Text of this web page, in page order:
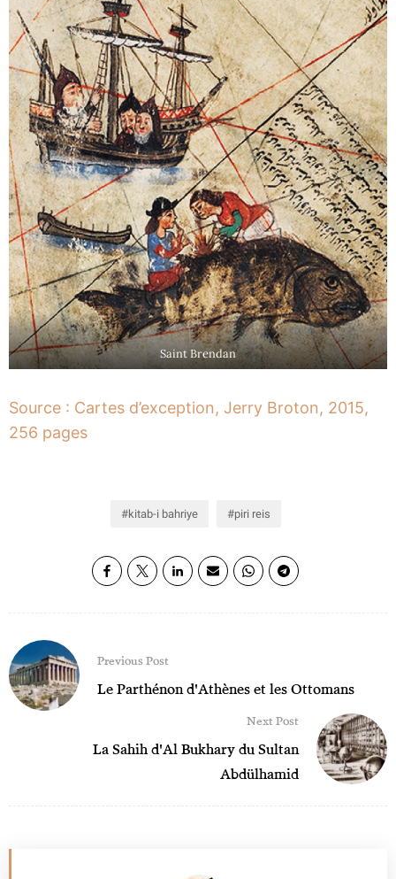
Saint Brendan
Source : Cartes d’exception, Jerry Broton, 2015,
256 pages
kitab-i bahriye piri reis
Previous Post
Le Parthénon d'Athènes et les Ottomans
Next Post
La Sahih d'Al Bukhary du Sultan
Abdülhamid